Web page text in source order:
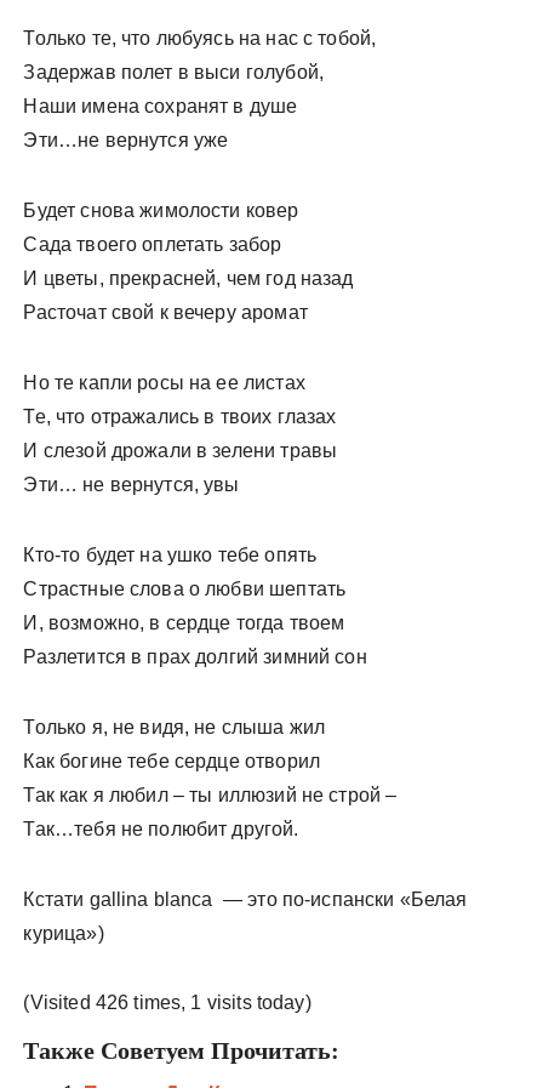
Только те, что любуясь на нас с тобой,
Задержав полет в выси голубой,
Наши имена сохранят в душе
Эти…не вернутся уже
Будет снова жимолости ковер
Сада твоего оплетать забор
И цветы, прекрасней, чем год назад
Расточат свой к вечеру аромат
Но те капли росы на ее листах
Те, что отражались в твоих глазах
И слезой дрожали в зелени травы
Эти… не вернутся, увы
Кто-то будет на ушко тебе опять
Страстные слова о любви шептать
И, возможно, в сердце тогда твоем
Разлетится в прах долгий зимний сон
Только я, не видя, не слыша жил
Как богине тебе сердце отворил
Так как я любил – ты иллюзий не строй –
Так…тебя не полюбит другой.
Кстати gallina blanca — это по-испански «Белая
курица»)
(Visited 426 times, 1 visits today)
Также Советуем Прочитать: